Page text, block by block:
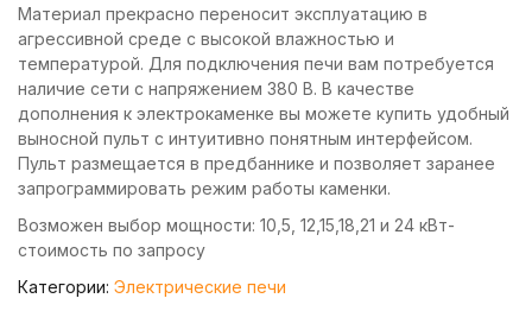
Материал прекрасно переносит эксплуатацию в
агрессивной среде с высокой влажностью и
температурой. Для подключения печи вам потребуется
наличие сети с напряжением 380 В. В качестве
дополнения к электрокаменке вы можете купить удобный
выносной пульт с интуитивно понятным интерфейсом.
Пульт размещается в предбаннике и позволяет заранее
запрограммировать режим работы каменки.
Возможен выбор мощности: 10,5, 12,15,18,21 и 24 кВт-
стоимость по запросу
Категории: Электрические печи